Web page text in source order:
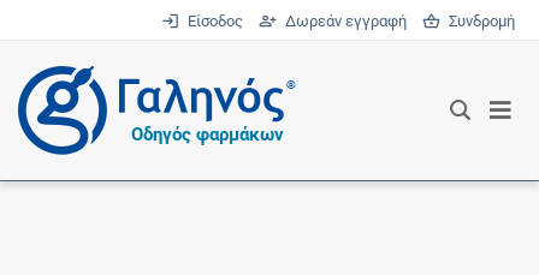
Είσοδος Δωρεάν εγγραφή Συνδρομή
®
Οδηγός φαρμάκων